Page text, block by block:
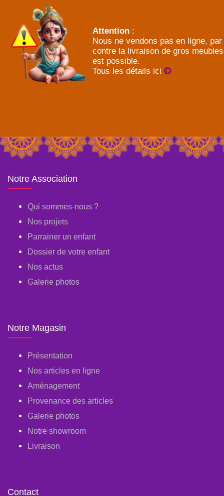
Attention :
Nous ne vendons pas en ligne, par
contre la livraison de gros meubles
est possible.
Tous les détails ici
Notre Association
Qui sommes-nous ?
Nos projets
Parrainer un enfant
Dossier de votre enfant
Nos actus
Galerie photos
Notre Magasin
Présentation
Nos articles en ligne
Aménagement
Provenance des articles
Galerie photos
Notre showroom
Livraison
Contact